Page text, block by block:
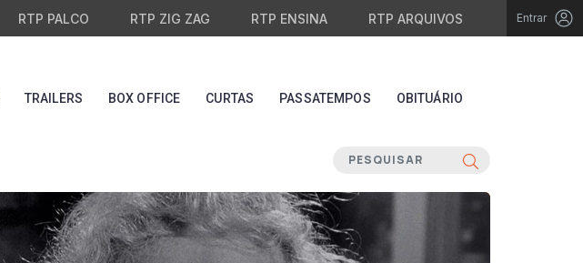
RTP PALCO RTP ZIG ZAG RTP ENSINA RTP ARQUIVOS Entrar
TRAILERS BOX OFFICE CURTAS PASSATEMPOS OBITUÁRIO